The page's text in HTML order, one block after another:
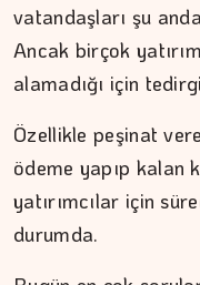
vatandaşları şu
Ancak birçok
alamadığı için
Özellikle peşinat
ödeme yapıp kalan
yatırımcılar için
durumda.